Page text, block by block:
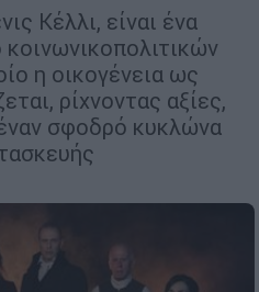
Κέλλι, είναι ένα
η οικογένεια ως
ρίχνοντας αξίες,
έναν σφοδρό κυκλώνα